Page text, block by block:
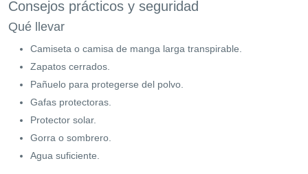
Consejos prácticos y seguridad
Qué llevar
Camiseta o camisa de manga larga transpirable.
Zapatos cerrados.
Pañuelo para protegerse del polvo.
Gafas protectoras.
Protector solar.
Gorra o sombrero.
Agua suficiente.